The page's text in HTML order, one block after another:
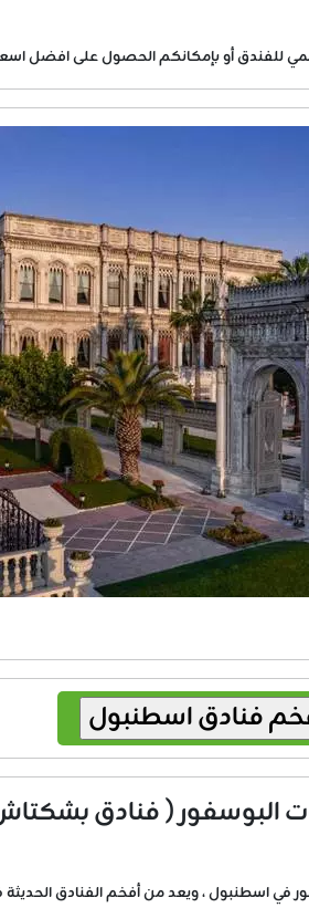
للفندق أو بإمكانكم الحصول على افضل
في اسطنبول، ويعد من أفخم الفنادق